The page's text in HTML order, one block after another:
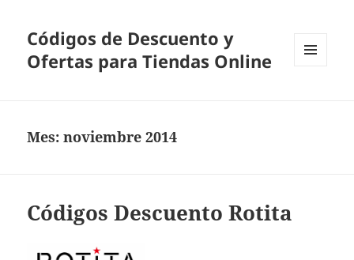
Códigos de Descuento y
Ofertas para Tiendas Online
Mes:noviembre 2014
Códigos Descuento Rotita